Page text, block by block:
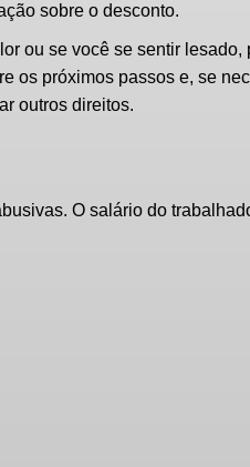
sobre o desconto.
ou se você se sentir
os próximos passos e, se
outros direitos.
O salário do